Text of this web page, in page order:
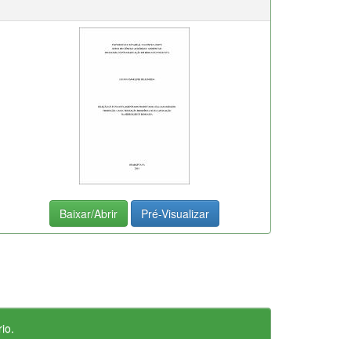
Baixar/Abrir Pré-Visualizar